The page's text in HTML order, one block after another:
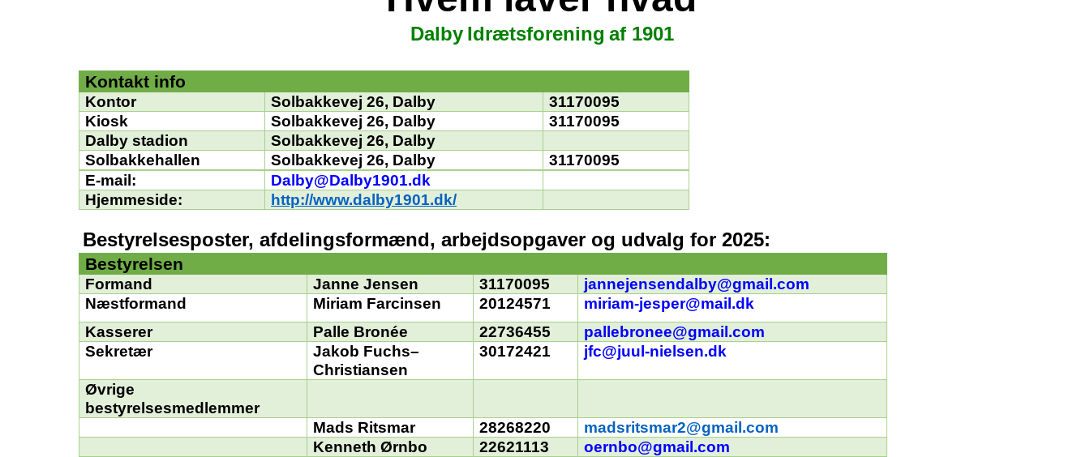
Dalby Idrætsforening af 1901
Kontakt info
Kontor Solbakkevej 26, Dalby
31170095
Kiosk
Solbakkevej 26, Dalby
31170095
Dalby stadion
Solbakkevej 26, Dalby
Solbakkehallen
Solbakkevej 26, Dalby
31170095
E-mail:
Dalby@Dalby1901.dk
Hjemmeside: http://www.dalby1901.dk/
Bestyrelsesposter, afdelingsformænd, arbejdsopgaver og udvalg for 2025:
Bestyrelsen
Formand Janne Jensen 31170095
jannejensendalby@gmail.com
Næstformand
Miriam Farcinsen 20124571
miriam-jesper@mail.dk
Kasserer
Palle Bronée 22736455
pallebronee@gmail.com
Sekretær
Jakob Fuchs–
Christiansen
30172421 jfc@juul-nielsen.dk
Øvrige
bestyrelsesmedlemmer
Mads Ritsmar 28268220
madsritsmar2@gmail.com
Kenneth Ørnbo
22621113
oernbo@gmail.com